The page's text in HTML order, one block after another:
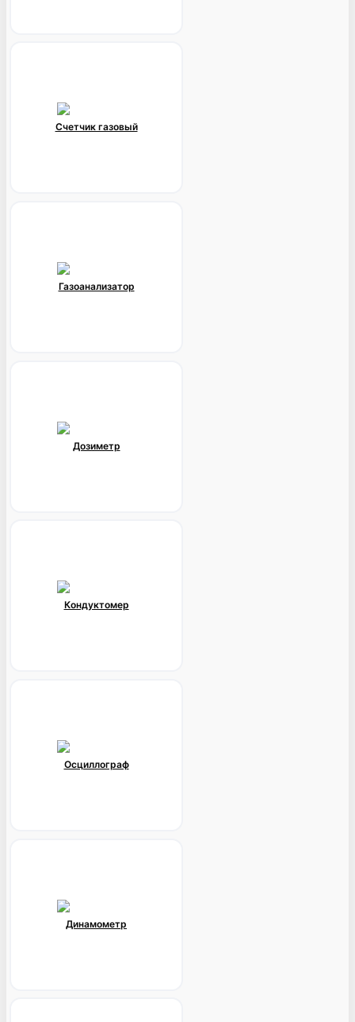
Счетчик газовый
Газоанализатор
Дозиметр
Кондуктомер
Осциллограф
Динамометр